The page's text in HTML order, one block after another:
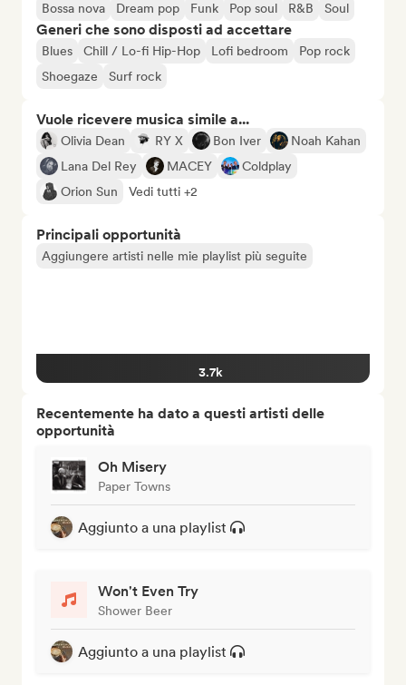
Bossa nova Dream pop Funk Pop soul R&B Soul
Generi che sono disposti ad accettare
Blues Chill / Lo-fi Hip-Hop Lofi bedroom
Pop rock
Shoegaze
Surf rock
Vuole ricevere musica simile a...
Olivia Dean RY X Bon Iver
Noah Kahan
Lana Del Rey
MACEY
Coldplay
Orion Sun
Vedi tutti +2
Principali opportunità
Aggiungere artisti nelle mie playlist più seguite
3.7k
Recentemente ha dato a questi artisti delle
opportunità
Oh Misery
Paper Towns
Aggiunto a una playlist
Won't Even Try
Shower Beer
Aggiunto a una playlist